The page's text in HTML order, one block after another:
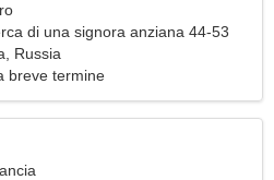
di una signora anziana 44-53
Russia
breve termine